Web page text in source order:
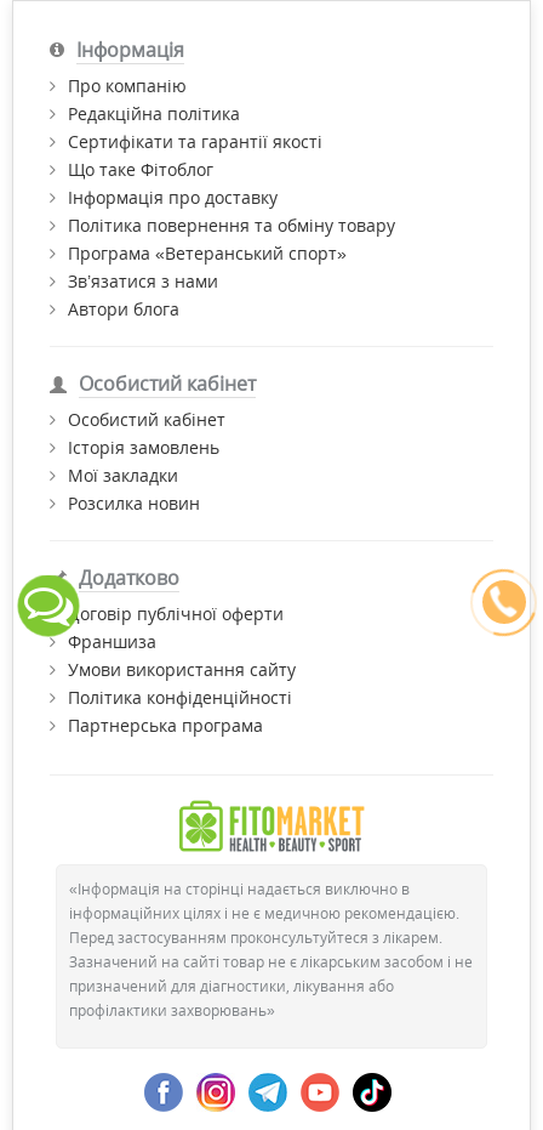
Інформація
Про компанію
Редакційна політика
Сертифікати та гарантії якості
Що таке Фітоблог
Інформація про доставку
Політика повернення та обміну товару
Програма «Ветеранський спорт»
Зв’язатися з нами
Автори блога
Особистий кабінет
Особистий кабінет
Історія замовлень
Мої закладки
Розсилка новин
Додатково
Договір публічної оферти
Франшиза
Умови використання сайту
Політика конфіденційності
Партнерська програма
«Інформація на сторінці надається виключно в
інформаційних цілях і не є медичною рекомендацією.
Перед застосуванням проконсультуйтеся з лікарем.
Зазначений на сайті товар не є лікарським засобом і не
призначений для діагностики, лікування або
профілактики захворювань»